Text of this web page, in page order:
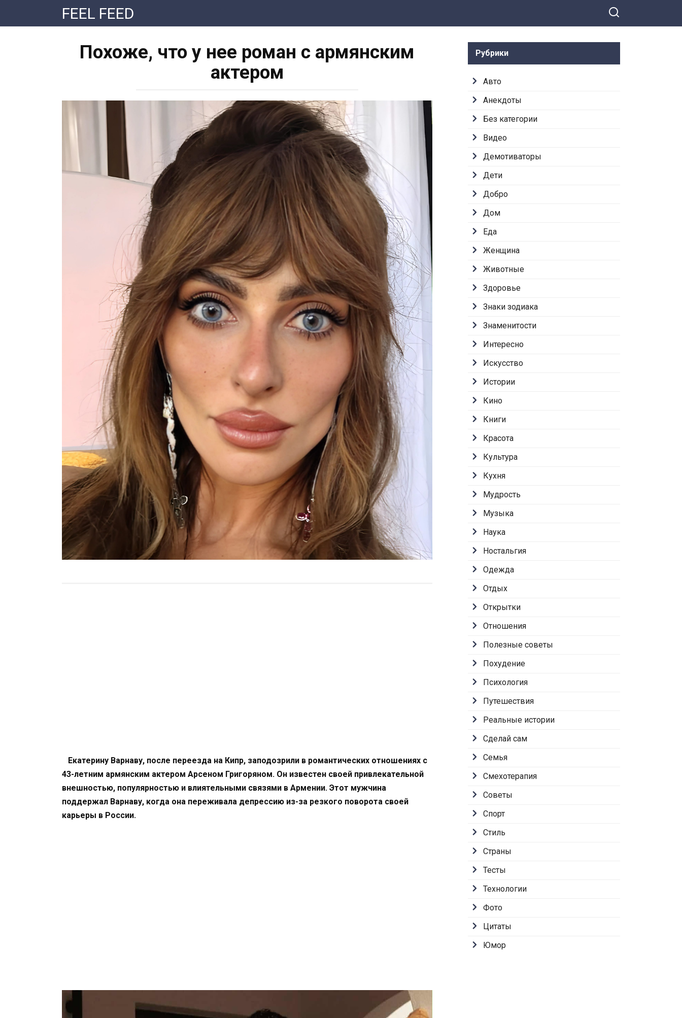
контенту
FEEL FEED
Похоже, что у нее роман с армянским
актером
Екатерину Варнаву, после переезда на Кипр, заподозрили в романтических отношениях с
43-летним армянским актером Арсеном Григоряном. Он известен своей привлекательной
внешностью, популярностью и влиятельными связями в Армении. Этот мужчина
поддержал Варнаву, когда она переживала депрессию из-за резкого поворота своей
карьеры в России.
Рубрики
Авто
Анекдоты
Без категории
Видео
Демотиваторы
Дети
Добро
Дом
Еда
Женщина
Животные
Здоровье
Знаки зодиака
Знаменитости
Интересно
Искусство
Истории
Кино
Книги
Красота
Культура
Кухня
Мудрость
Музыка
Наука
Ностальгия
Одежда
Отдых
Открытки
Отношения
Полезные советы
Похудение
Психология
Путешествия
Реальные истории
Сделай сам
Семья
Смехотерапия
Советы
Спорт
Стиль
Страны
Тесты
Технологии
Фото
Цитаты
Юмор